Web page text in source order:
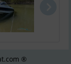
®